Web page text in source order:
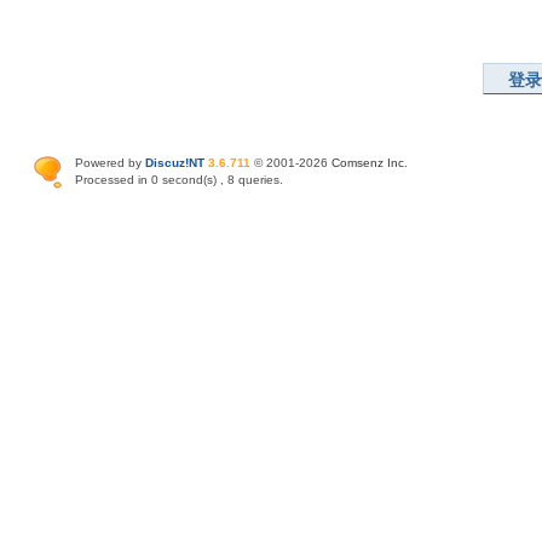
登录
Powered by Discuz!NT 3.6.711 © 2001-2026 Comsenz Inc.
Processed in 0 second(s) , 8 queries.